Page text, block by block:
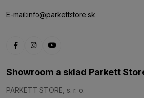
E-mail:info@parkettstore.sk
Showroom a sklad Parkett
PARKETT STORE, s. r. o.